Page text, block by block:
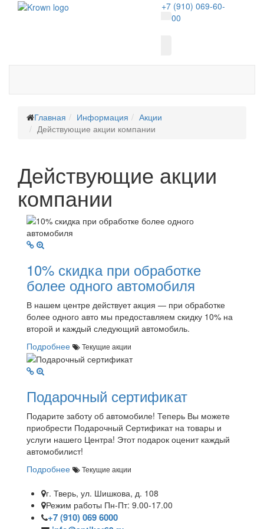
+7 (910) 069-60-
00
Главная Информация
Акции
Действующие акции компании
Действующие акции
компании
10% скидка при обработке
более одного автомобиля
В нашем центре действует акция — при обработке
более одного авто мы предоставляем скидку 10% на
второй и каждый следующий автомобиль.
Подробнее
Текущие акции
Подарочный сертификат
Подарите заботу об автомобиле! Теперь Вы можете
приобрести Подарочный Сертификат на товары и
услуги нашего Центра! Этот подарок оценит каждый
автомобилист!
Подробнее
Текущие акции
г. Тверь, ул. Шишкова, д. 108
Режим работы Пн-Пт: 9.00-17.00
+7 (910) 069 6000